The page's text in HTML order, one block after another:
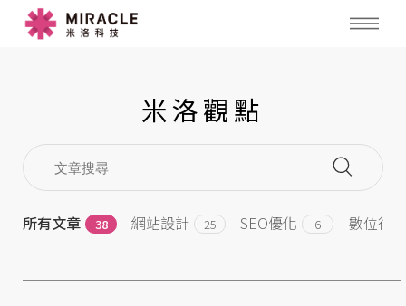
米洛觀點
所有文章 38 網站設計 25 SEO優化 6 數位行銷